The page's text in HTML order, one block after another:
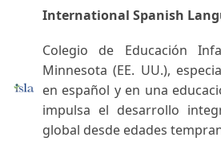
International Spanish
Colegio de Educación
Minnesota (EE. UU.),
en español y en una
impulsa el desarrollo
global desde edades